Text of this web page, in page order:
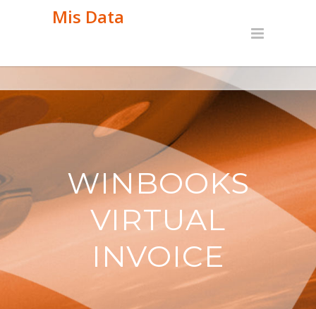
Mis Data
WINBOOKS
VIRTUAL
INVOICE